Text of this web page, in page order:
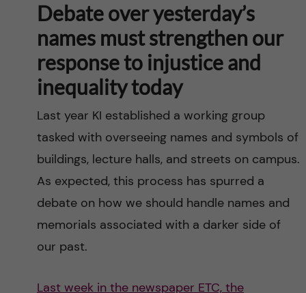
Debate over yesterday’s
names must strengthen our
response to injustice and
inequality today
Last year KI established a working group
tasked with overseeing names and symbols of
buildings, lecture halls, and streets on campus.
As expected, this process has spurred a
debate on how we should handle names and
memorials associated with a darker side of
our past.
Last week in the newspaper ETC, the